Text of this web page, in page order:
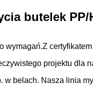
butelek
wymagań.Z
projektu dla
belach. Nasza linia